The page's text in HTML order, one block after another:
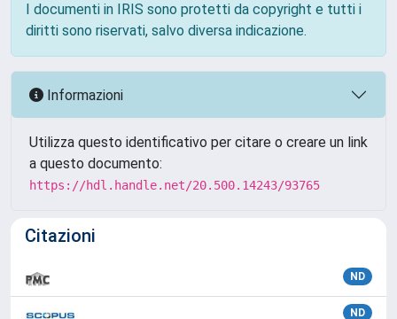
I documenti in IRIS sono protetti da copyright e tutti i
diritti sono riservati, salvo diversa indicazione.
Informazioni
Utilizza questo identificativo per citare o creare un link
a questo documento:
https://hdl.handle.net/20.500.14243/93765
Citazioni
ND
ND